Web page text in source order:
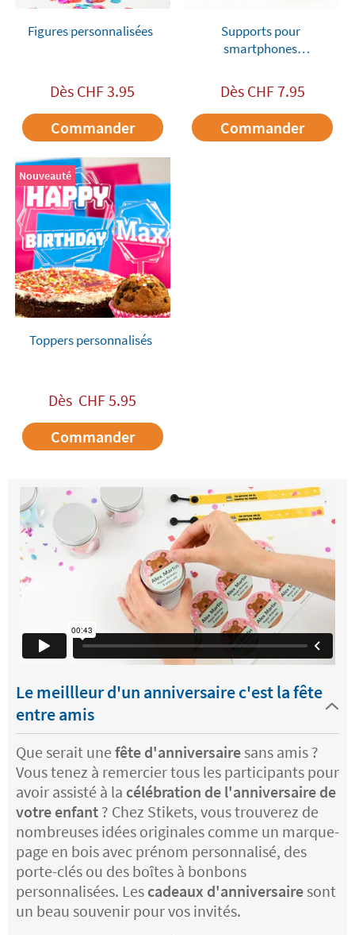
Figures personnalisées
Dès CHF3.95
Commander
Supports pour
smartphones
Dès CHF7.95
Commander
Nouveauté
Toppers personnalisés
Dès CHF5.95
Commander
Le meillleur d'un anniversaire c'est la fête
entre amis
Que serait une fête d'anniversaire sans amis ?
Vous tenez à remercier tous les participants pour
avoir assisté à la célébration de l'anniversaire de
votre enfant ? Chez Stikets, vous trouverez de
nombreuses idées originales comme un marque-
page en bois avec prénom personnalisé, des
porte-clés ou des boîtes à bonbons
personnalisées. Les cadeaux d'anniversaire sont
un beau souvenir pour vos invités.